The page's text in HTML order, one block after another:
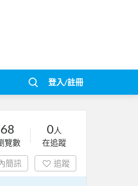
登入/註冊
覽數
0人
在追蹤
簡訊 追蹤